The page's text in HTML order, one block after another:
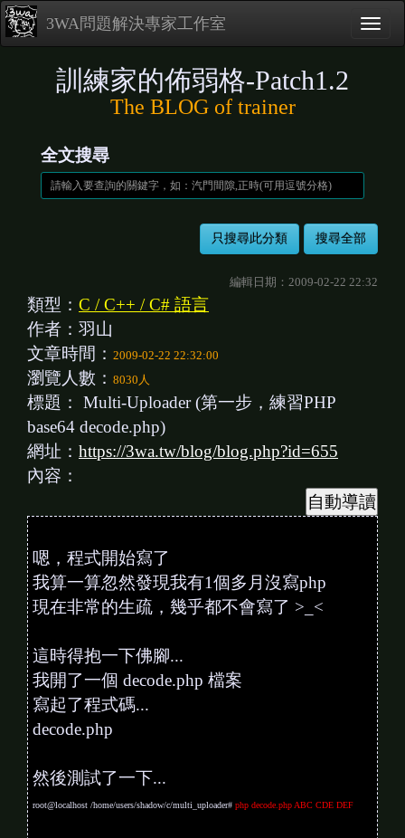
3WA問題解決專家工作室
訓練家的佈弱格-Patch1.2
The BLOG of trainer
全文搜尋
編輯日期：2009-02-22 22:32
類型： C / C++ / C# 語言
作者：羽山
文章時間： 2009-02-22 22:32:00
瀏覽人數： 8030人
標題： Multi-Uploader (第一步，練習PHP
base64 decode.php)
網址： https://3wa.tw/blog/blog.php?id=655
內容：
嗯，程式開始寫了
我算一算忽然發現我有1個多月沒寫php
現在非常的生疏，幾乎都不會寫了 >_<
這時得抱一下佛腳...
我開了一個 decode.php 檔案
寫起了程式碼...
decode.php
然後測試了一下...
root@localhost /home/users/shadow/c/multi_uploader# php decode.php ABC CDE DEF